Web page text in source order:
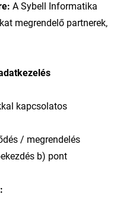
A Sybell Informatika
megrendelő partnerek,
kapcsolatos
/ megrendelés
b) pont